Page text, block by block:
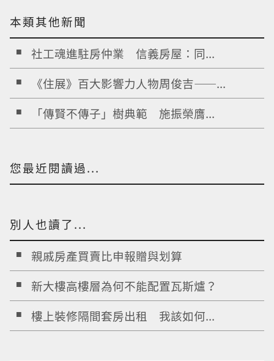
本類其他新聞
社工魂進駐房仲業 信義房屋：同...
《住展》百大影響力人物周俊吉——...
「傳賢不傳子」樹典範 施振榮膺...
您最近閱讀過...
別人也讀了...
親戚房產買賣比申報贈與划算
新大樓高樓層為何不能配置瓦斯爐？
樓上裝修隔間套房出租 我該如何...